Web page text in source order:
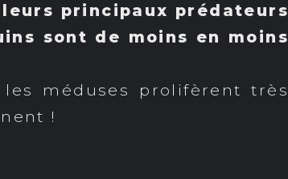
principaux prédateurs
sont de moins en moins
méduses prolifèrent très
!